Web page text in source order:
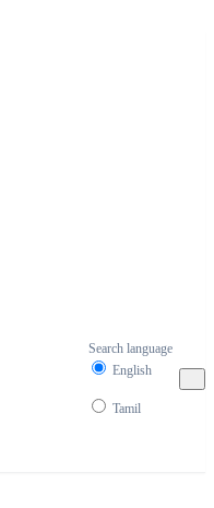
Search language
English
Tamil